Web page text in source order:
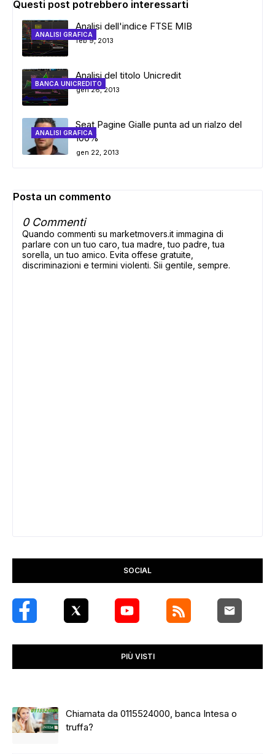
Questi post potrebbero interessarti
ANALISI GRAFICA
Analisi dell'indice FTSE MIB
feb 9, 2013
BANCA UNICREDITO
Analisi del titolo Unicredit
gen 26, 2013
ANALISI GRAFICA
Seat Pagine Gialle punta ad un rialzo del
100%
gen 22, 2013
Posta un commento
0 Commenti
Quando commenti su marketmovers.it immagina di
parlare con un tuo caro, tua madre, tuo padre, tua
sorella, un tuo amico. Evita offese gratuite,
discriminazioni e termini violenti. Sii gentile, sempre.
SOCIAL
PIÙ VISTI
Chiamata da 0115524000, banca Intesa o
truffa?